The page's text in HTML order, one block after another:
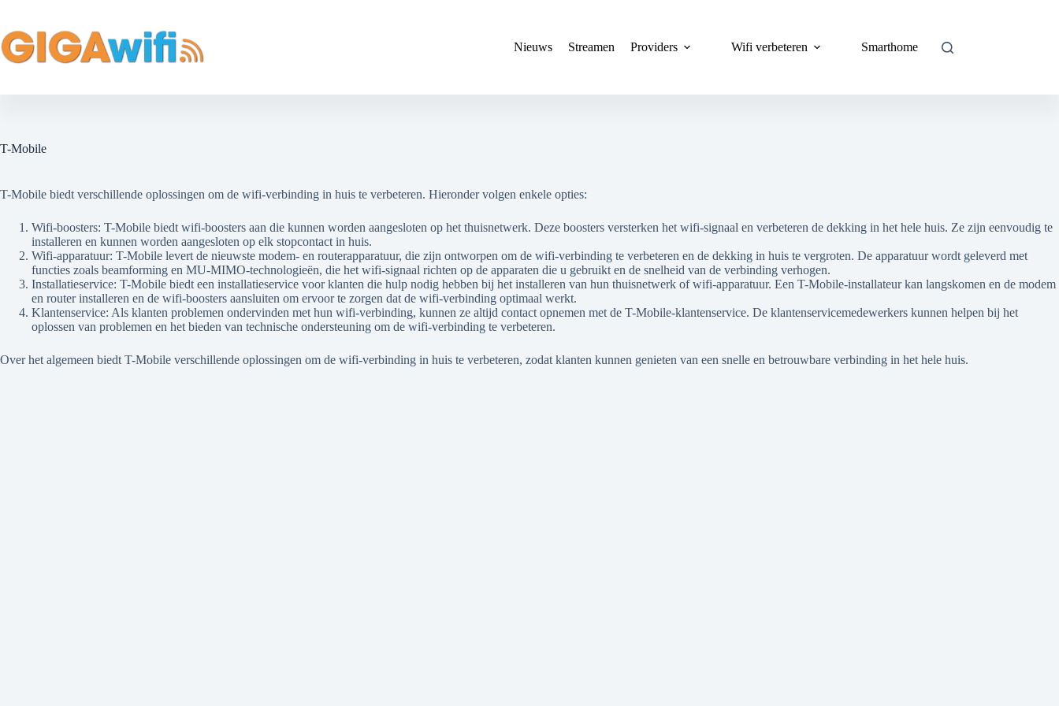
Nieuws Streamen Providers Wifi verbeteren Smarthome
T-Mobile
T-Mobile biedt verschillende oplossingen om de wifi-verbinding in huis te verbeteren. Hieronder volgen enkele opties:
Wifi-boosters: T-Mobile biedt wifi-boosters aan die kunnen worden aangesloten op het thuisnetwerk. Deze boosters versterken het wifi-signaal en verbeteren de dekking in het hele huis. Ze zijn eenvoudig te
installeren en kunnen worden aangesloten op elk stopcontact in huis.
Wifi-apparatuur: T-Mobile levert de nieuwste modem- en routerapparatuur, die zijn ontworpen om de wifi-verbinding te verbeteren en de dekking in huis te vergroten. De apparatuur wordt geleverd met
functies zoals beamforming en MU-MIMO-technologieën, die het wifi-signaal richten op de apparaten die u gebruikt en de snelheid van de verbinding verhogen.
Installatieservice: T-Mobile biedt een installatieservice voor klanten die hulp nodig hebben bij het installeren van hun thuisnetwerk of wifi-apparatuur. Een T-Mobile-installateur kan langskomen en de modem
en router installeren en de wifi-boosters aansluiten om ervoor te zorgen dat de wifi-verbinding optimaal werkt.
Klantenservice: Als klanten problemen ondervinden met hun wifi-verbinding, kunnen ze altijd contact opnemen met de T-Mobile-klantenservice. De klantenservicemedewerkers kunnen helpen bij het
oplossen van problemen en het bieden van technische ondersteuning om de wifi-verbinding te verbeteren.
Over het algemeen biedt T-Mobile verschillende oplossingen om de wifi-verbinding in huis te verbeteren, zodat klanten kunnen genieten van een snelle en betrouwbare verbinding in het hele huis.